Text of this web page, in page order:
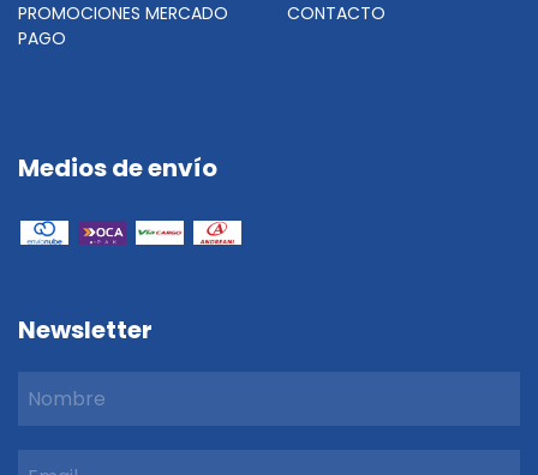
PROMOCIONES MERCADO
PAGO
CONTACTO
Medios de envío
Newsletter